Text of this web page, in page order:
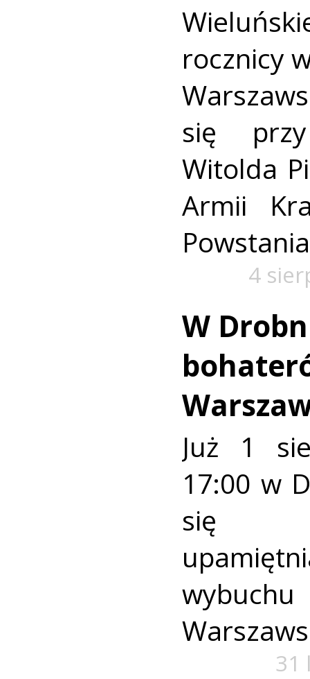
rocznicy
się
Witolda
Armii
4
W
Już 1
17:00 w
się
31